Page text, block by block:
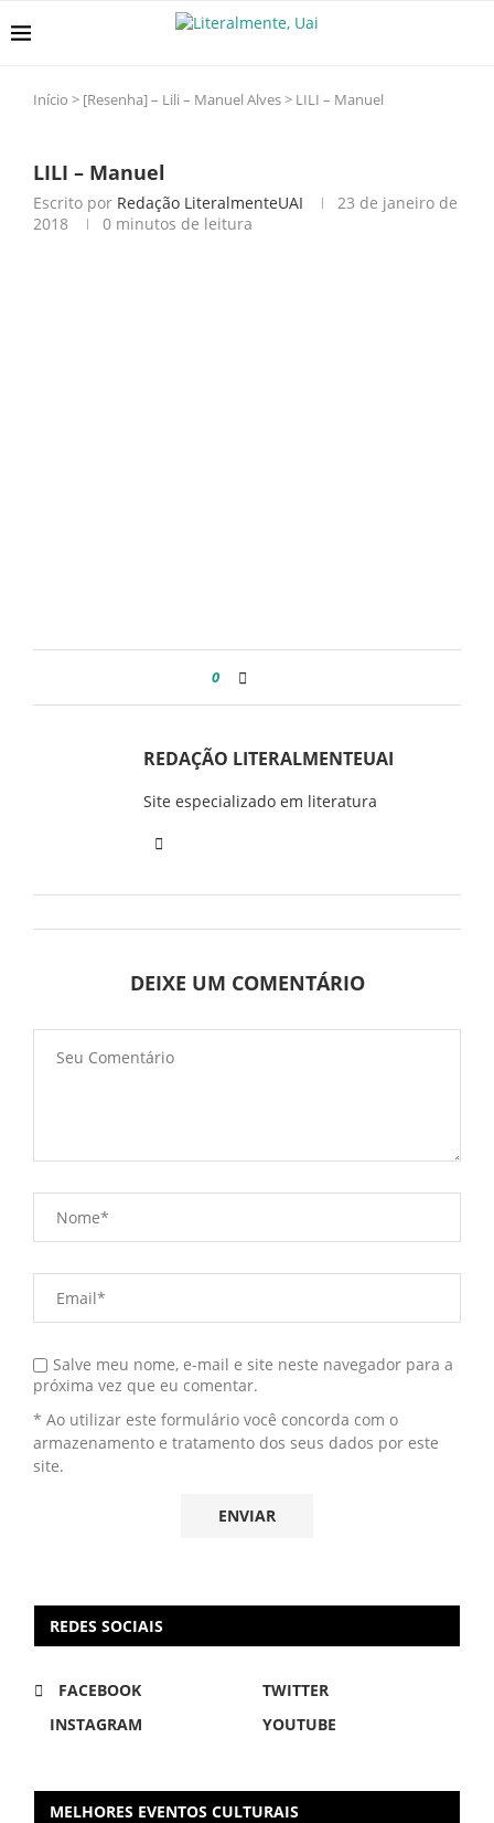
Início > [Resenha] – Lili – Manuel Alves> LILI – Manuel
LILI – Manuel
Escrito por Redação LiteralmenteUAI
23 de janeiro de
2018
0 minutos de leitura
0
REDAÇÃO LITERALMENTEUAI
Site especializado em literatura
DEIXE UM COMENTÁRIO
Salve meu nome, e-mail e site neste navegador para a
próxima vez que eu comentar.
* Ao utilizar este formulário você concorda com o
armazenamento e tratamento dos seus dados por este
site.
REDES SOCIAIS
FACEBOOK
TWITTER
INSTAGRAM
YOUTUBE
MELHORES EVENTOS CULTURAIS